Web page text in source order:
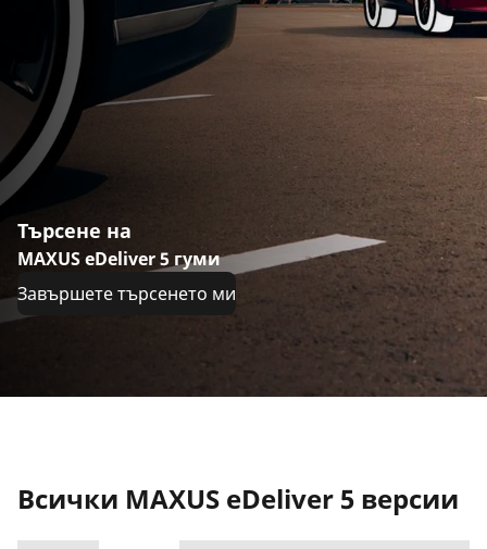
Търсене на
MAXUS eDeliver 5 гуми
Завършете търсенето ми
Всички MAXUS eDeliver 5 версии